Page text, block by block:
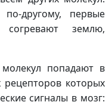
другому, первые
землю,
попадают в
которых
сигналы в мозг: